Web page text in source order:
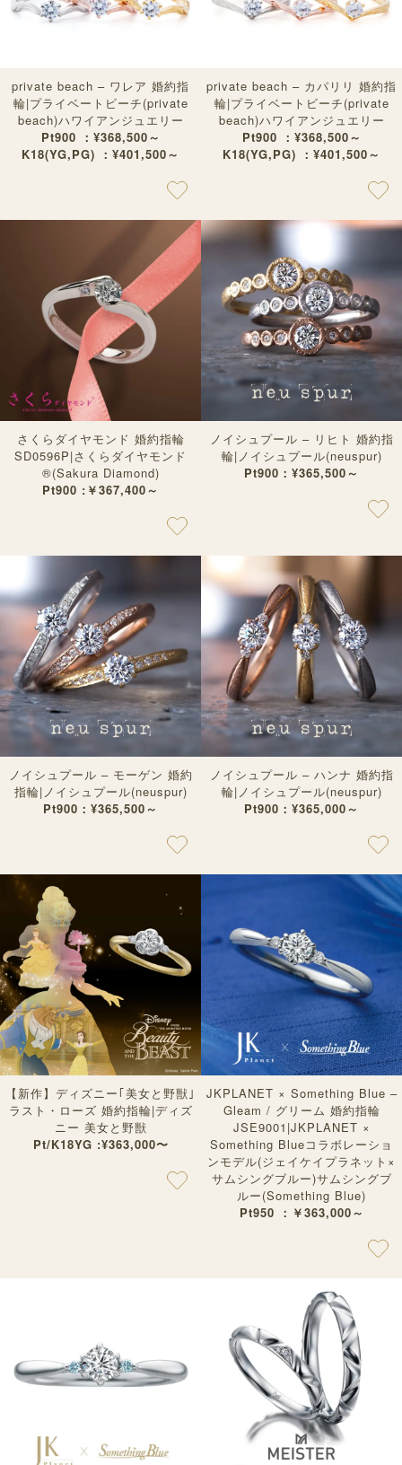
private beach – ワレア 婚約指
輪|プライベートビーチ(private
beach)ハワイアンジュエリー
Pt900 ：¥368,500～
K18(YG,PG) ：¥401,500～
private beach – カパリリ 婚約指
輪|プライベートビーチ(private
beach)ハワイアンジュエリー
Pt900 ：¥368,500～
K18(YG,PG) ：¥401,500～
さくらダイヤモンド 婚約指輪
SD0596P|さくらダイヤモンド
®︎(Sakura Diamond)
Pt900 :￥367,400～
ノイシュプール – リヒト 婚約指
輪|ノイシュプール(neuspur)
Pt900：¥365,500～
ノイシュプール – モーゲン 婚約
指輪|ノイシュプール(neuspur)
Pt900：¥365,500～
ノイシュプール – ハンナ 婚約指
輪|ノイシュプール(neuspur)
Pt900：¥365,000～
【新作】ディズニー｢美女と野獣｣
ラスト・ローズ 婚約指輪|ディズ
ニー 美女と野獣
Pt/K18YG :¥363,000〜
JKPLANET × Something Blue –
Gleam / グリーム 婚約指輪
JSE9001|JKPLANET ×
Something Blueコラボレーショ
ンモデル(ジェイケイプラネット×
サムシングブルー)サムシングブ
ルー(Something Blue)
Pt950 ：￥363,000～